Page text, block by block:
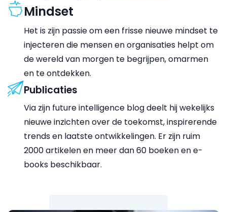
Mindset
Het is zijn passie om een frisse nieuwe mindset te
injecteren die mensen en organisaties helpt om
de wereld van morgen te begrijpen, omarmen
en te ontdekken.
Publicaties
Via zijn future intelligence blog deelt hij wekelijks
nieuwe inzichten over de toekomst, inspirerende
trends en laatste ontwikkelingen. Er zijn ruim
2000 artikelen en meer dan 60 boeken en e-
books beschikbaar.